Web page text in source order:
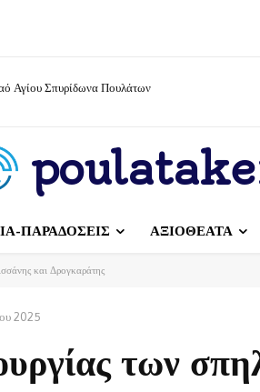
Αγίου Σπυρίδωνα Πουλάτων
ΠΑΡΑΔΟΣΕΙΣ ΑΞΙΟΘΕΑΤΑ
και Δρογκαράτης
2025
των